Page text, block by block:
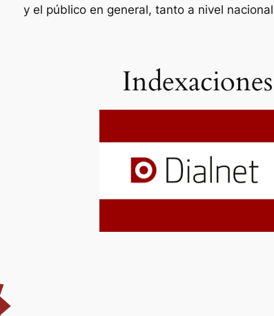
y el público en general, tanto a nivel
Indexaciones